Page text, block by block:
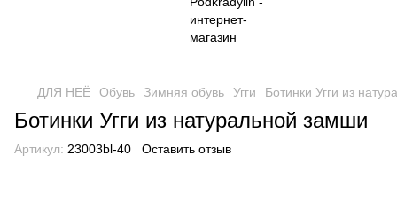
ДЛЯ НЕЁ Обувь Зимняя обувь Угги Ботинки Угги из
Ботинки Угги из натуральной замши
Артикул: 23003bl-40 Оставить отзыв